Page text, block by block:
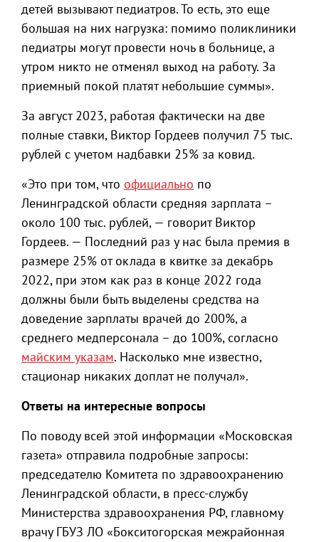
детей вызывают педиатров. То есть, это еще
большая на них нагрузка: помимо поликлиники
педиатры могут провести ночь в больнице, а
утром никто не отменял выход на работу. За
приемный покой платят небольшие суммы».
За август 2023, работая фактически на две
полные ставки, Виктор Гордеев получил 75 тыс.
рублей с учетом надбавки 25% за ковид.
«Это при том, что официально по
Ленинградской области средняя зарплата –
около 100 тыс. рублей, — говорит Виктор
Гордеев. — Последний раз у нас была премия в
размере 25% от оклада в квитке за декабрь
2022, при этом как раз в конце 2022 года
должны были быть выделены средства на
доведение зарплаты врачей до 200%, а
среднего медперсонала – до 100%, согласно
майским указам. Насколько мне известно,
стационар никаких доплат не получал».
Ответы на интересные вопросы
По поводу всей этой информации «Московская
газета» отправила подробные запросы:
председателю Комитета по здравоохранению
Ленинградской области, в пресс-службу
Министерства здравоохранения РФ, главному
врачу ГБУЗ ЛО «Бокситогорская межрайонная